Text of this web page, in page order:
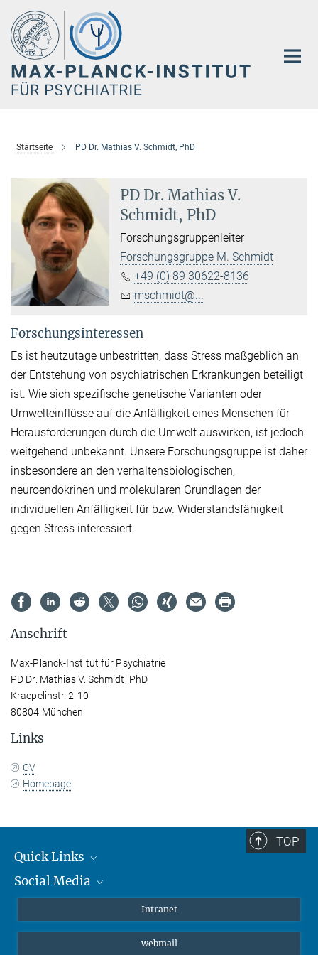
Hauptinhalt
Startseite PD Dr. Mathias V. Schmidt, PhD
PD Dr. Mathias V.
Schmidt, PhD
Forschungsgruppenleiter
Forschungsgruppe M. Schmidt
+49 (0) 89 30622-8136
mschmidt@...
Forschungsinteressen
Es ist heutzutage unbestritten, dass Stress maßgeblich an
der Entstehung von psychiatrischen Erkrankungen beteiligt
ist. Wie sich spezifische genetische Varianten oder
Umwelteinflüsse auf die Anfälligkeit eines Menschen für
Herausforderungen durch die Umwelt auswirken, ist jedoch
weitgehend unbekannt. Unsere Forschungsgruppe ist daher
insbesondere an den verhaltensbiologischen,
neuroendokrinen und molekularen Grundlagen der
individuellen Anfälligkeit für bzw. Widerstandsfähigkeit
gegen Stress interessiert.
Anschrift
Max-Planck-Institut für Psychiatrie
PD Dr. Mathias V. Schmidt, PhD
Kraepelinstr. 2-10
80804 München
Links
CV
Homepage
TOP
Quick Links
Student*innen/Wissenschaftler*innen
Social Media
Intranet
webmail